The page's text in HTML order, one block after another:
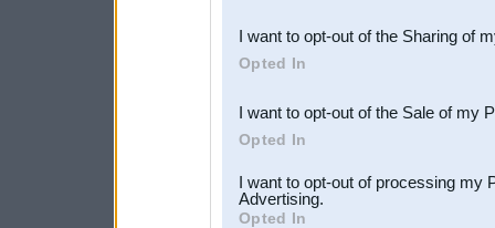
Downstream Participants
third parties.
I want to opt-out of the Sharing of
Opted In
I want to opt-out of the Sale of my
Opted In
I want to opt-out of processing my
Advertising.
Opted In